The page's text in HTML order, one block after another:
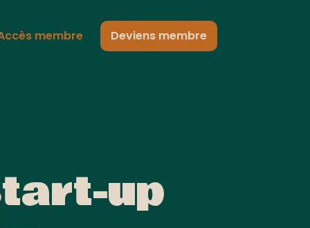
membre Deviens membre
up